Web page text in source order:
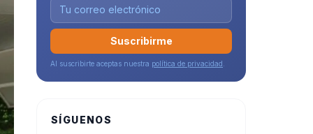
Suscribirme
Al suscribirte aceptas nuestra política de privacidad
SÍGUENOS